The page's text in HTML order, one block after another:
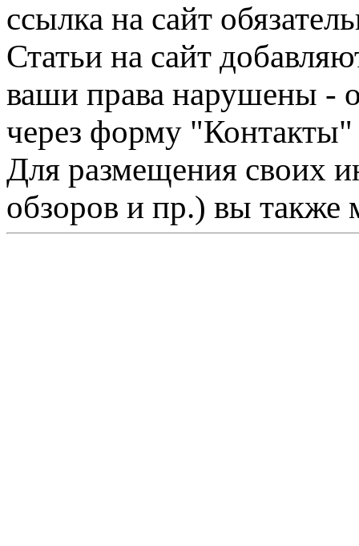
ссылка на сайт
Статьи на сайт
ваши права нарушены -
через форму "Контакты"
Для размещения своих
обзоров и пр.) вы также